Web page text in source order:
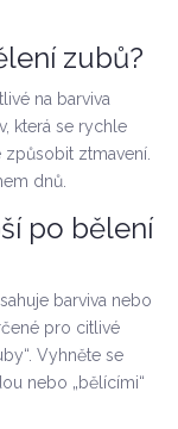
zubů?
na barviva
která se rychle
způsobit ztmavení.
dnů.
po bělení
barviva nebo
pro citlivé
Vyhněte se
nebo „bělícími“